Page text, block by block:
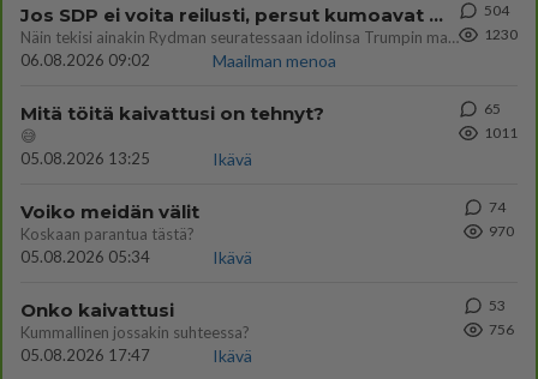
Jos SDP ei voita reilusti, persut kumoavat demokratian Suomesta
Näin tekisi ainakin Rydman seuratessaan idolinsa Trumpin mallia https://www.is.fi/politiikka/art-2000012187244.html
06.08.2026 09:02
Maailman menoa
504
1230
Mitä töitä kaivattusi on tehnyt?
😅
05.08.2026 13:25
Ikävä
65
1011
Voiko meidän välit
Koskaan parantua tästä?
05.08.2026 05:34
Ikävä
74
970
Onko kaivattusi
Kummallinen jossakin suhteessa?
05.08.2026 17:47
Ikävä
53
756